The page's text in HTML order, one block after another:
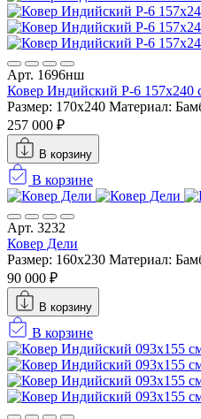
Арт. 1696нш
Ковер Индийский P-6 157x240
Размер: 170x240 Материал:
257 000 ₽
В корзину
В корзине
Арт. 3232
Ковер Дели
Размер: 160х230 Материал:
90 000 ₽
В корзину
В корзине